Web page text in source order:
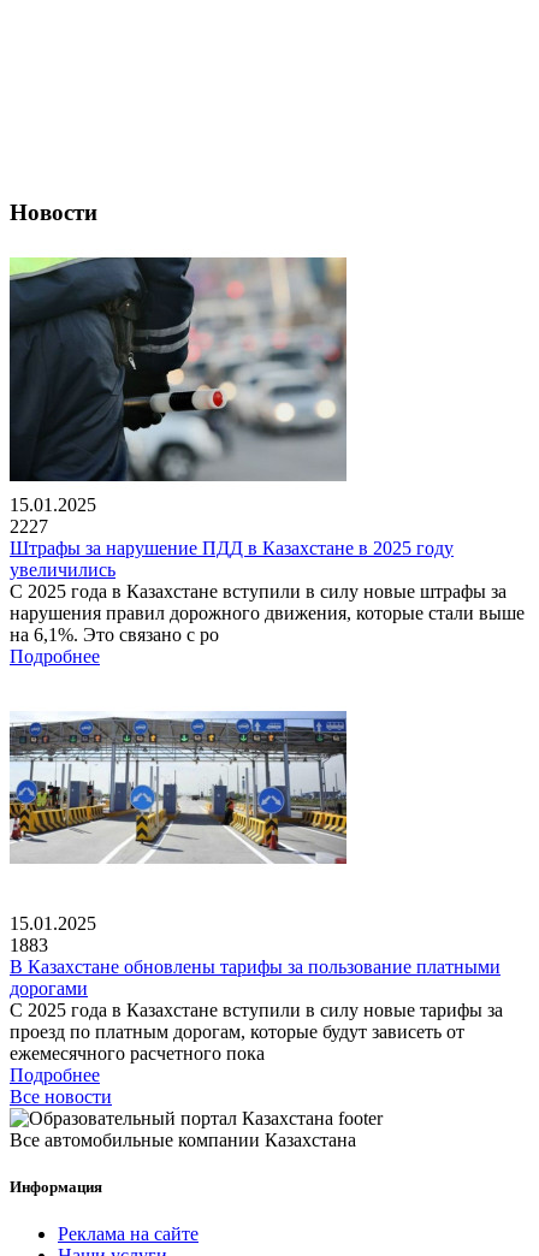
Новости
15.01.2025
2227
Штрафы за нарушение ПДД в Казахстане в 2025 году
увеличились
С 2025 года в Казахстане вступили в силу новые штрафы за
нарушения правил дорожного движения, которые стали выше
на 6,1%. Это связано с ро
Подробнее
15.01.2025
1883
В Казахстане обновлены тарифы за пользование платными
дорогами
С 2025 года в Казахстане вступили в силу новые тарифы за
проезд по платным дорогам, которые будут зависеть от
ежемесячного расчетного пока
Подробнее
Все новости
Все автомобильные компании Казахстана
Информация
Реклама на сайте